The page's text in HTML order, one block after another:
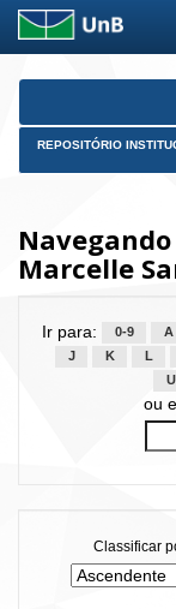
Skip
REPOSITÓRIO
Marcelle
Ir para: 0-9 A
J
K L
U
ou
Classificar